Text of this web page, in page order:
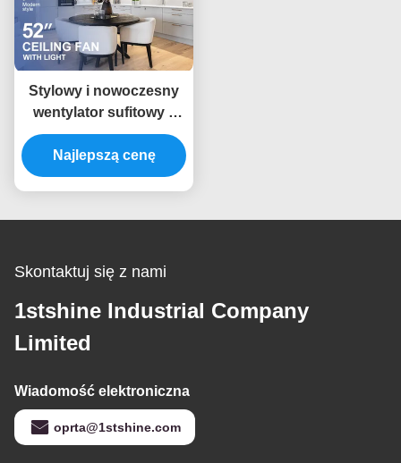
Stylowy i nowoczesny
wentylator sufitowy z
światłem i zdalnym
niskim hałasem
Najlepszą cenę
Skontaktuj się z nami
1stshine Industrial Company
Limited
Wiadomość elektroniczna
oprta@1stshine.com